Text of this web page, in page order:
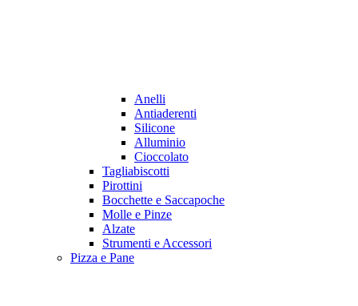
Anelli
Antiaderenti
Silicone
Alluminio
Cioccolato
Tagliabiscotti
Pirottini
Bocchette e Saccapoche
Molle e Pinze
Alzate
Strumenti e Accessori
Pizza e Pane